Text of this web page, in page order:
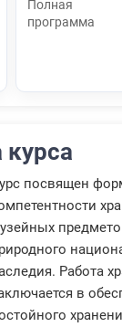
Полная
программа
посвящен
Работа
в